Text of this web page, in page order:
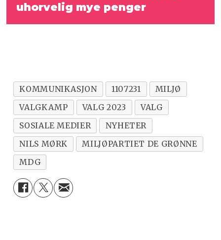
uhorvelig mye penger
KOMMUNIKASJON 1107231
MILJØ
VALGKAMP
VALG 2023
VALG
SOSIALE MEDIER
NYHETER
NILS MØRK
MILJØPARTIET DE GRØNNE
MDG